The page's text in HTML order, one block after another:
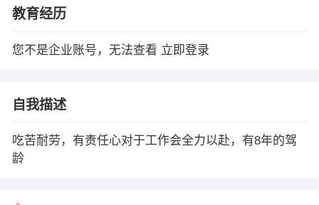
教育经历
您不是企业账号，无法查看 立即登录
自我描述
吃苦耐劳，有责任心对于工作会全力以赴，有8年的驾
龄